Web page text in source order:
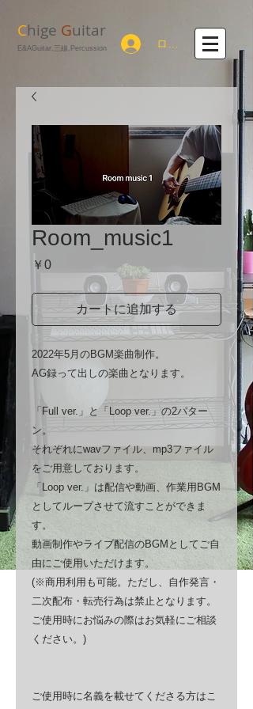
ログイン
Chige Guitar
E&AGuitar,三線,Percussion
Room_music1
￥0価
カートに追加する
2022年5月のBGM楽曲制作。
AG録って出しの楽曲となります。
「Full ver.」と「Loop ver.」の2パター
ン。
それぞれにwavファイル、mp3ファイル
をご用意しております。
「Loop ver.」は配信や動画、作業用BGM
としてループさせて流すことができま
す。
動画制作やライブ配信のBGMとしてご自
由にご使用いただけます。
(※商用利用も可能。ただし、自作発言・
二次配布・転売行為は禁止となります。
ご使用時にお悩みの際はお気軽にご相談
ください。)
ご使用時に名義を載せてくださる方はこ